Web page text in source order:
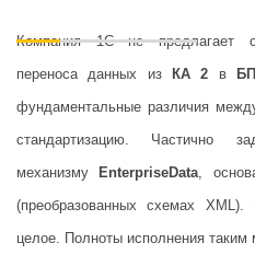
Компания 1С не предлагает
переноса данных из
КА 2 в
фундаментальные различия
стандартизацию. Частично
механизму
EnterpriseData,
(преобразованных схемах
целое. Полноты исполнения